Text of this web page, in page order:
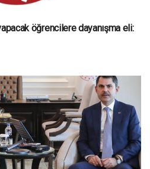
öğrencilere dayanışma eli: